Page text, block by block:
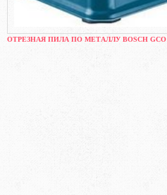
ОТРЕЗНАЯ ПИЛА ПО МЕТАЛЛУ BOSCH GCO